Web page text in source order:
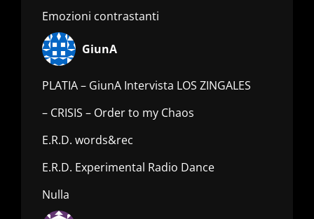
Emozioni contrastanti
GiunA
PLATIA – GiunA Intervista LOS ZINGALES
– CRISIS – Order to my Chaos
E.R.D. words&rec
E.R.D. Experimental Radio Dance
Nulla